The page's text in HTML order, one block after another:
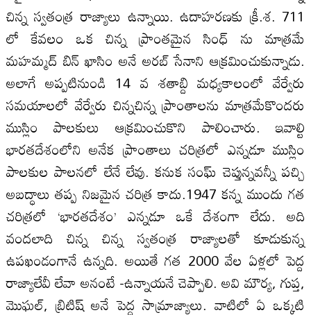
చిన్న స్వతంత్ర రాజ్యాలు ఉన్నాయి. ఉదాహరణకు క్రీ.శ. 711
లో కేవలం ఒక చిన్న ప్రాంతమైన సింధ్ ను మాత్రమే
మహమ్మద్ బిన్ ఖాసిం అనే అరబ్ సేనాని ఆక్రమించుకున్నాడు.
అలాగే అప్పటినుండి 14 వ శతాబ్ది మధ్యకాలంలో వేర్వేరు
సమయాలలో వేర్వేరు చిన్నచిన్న ప్రాంతాలను మాత్రమేకొందరు
ముస్లిం పాలకులు ఆక్రమించుకొని పాలించారు. ఇవాల్టి
భారతదేశంలోని అనేక ప్రాంతాలు చరిత్రలో ఎన్నడూ ముస్లిం
పాలకుల పాలనలో లేనే లేవు. కనుక సంఘ్ చెప్తున్నవన్నీ పచ్చి
అబద్ధాలు తప్ప నిజమైన చరిత్ర కాదు.1947 కన్న ముందు గత
చరిత్రలో ‘భారతదేశం’ ఎన్నడూ ఒకే దేశంగా లేదు. అది
వందలాది చిన్న చిన్న స్వతంత్ర రాజ్యాలతో కూడుకున్న
ఉపఖండంగానే ఉన్నది. అయితే గత 2000 వేల ఏళ్లలో పెద్ద
రాజ్యాలేవీ లేవా అనంటే -ఉన్నాయనే చెప్పాలి. అవి మౌర్య, గుప్త,
మొఘల్, బ్రిటిష్ అనే పెద్ద సామ్రాజ్యాలు. వాటిలో ఏ ఒక్కటి